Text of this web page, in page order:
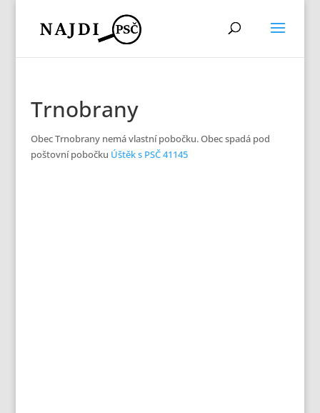
Trnobrany
Obec Trnobrany nemá vlastní pobočku. Obec spadá pod
poštovní pobočku Úštěk s PSČ 41145